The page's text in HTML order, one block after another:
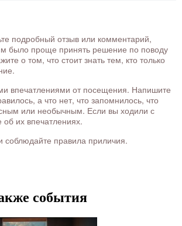
подробный отзыв или комментарий,
было проще принять решение по поводу
о том, что стоит знать тем, кто только
впечатлениями от посещения. Напишите
а что нет, что запомнилось, что
или необычным. Если вы ходили с
об их впечатлениях.
соблюдайте правила приличия.
события